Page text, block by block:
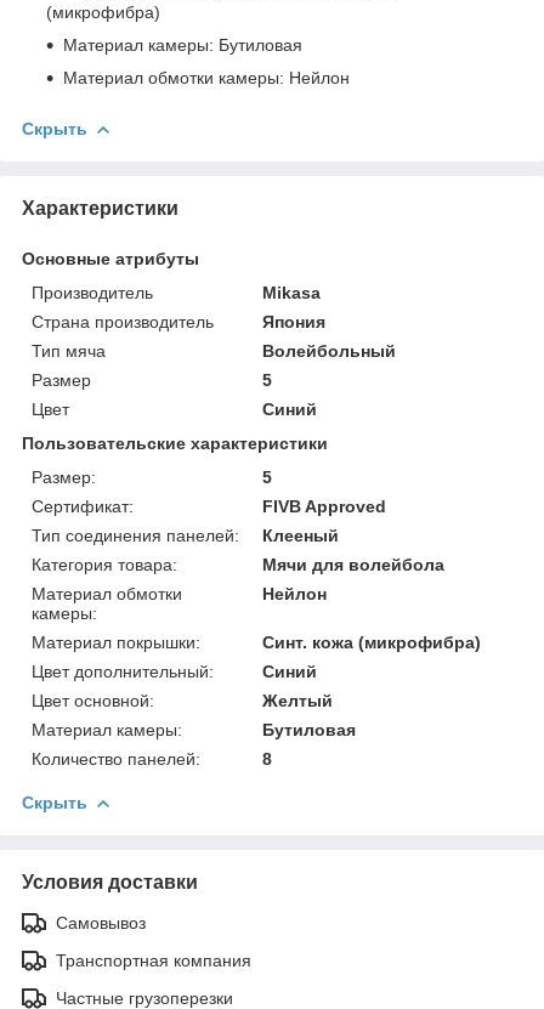
(микрофибра)
Материал камеры: Бутиловая
Материал обмотки камеры: Нейлон
Скрыть
Характеристики
Основные атрибуты
Производитель
Mikasa
Страна производитель
Япония
Тип мяча
Волейбольный
Размер
5
Цвет
Синий
Пользовательские характеристики
Размер:
5
Сертификат:
FIVB Approved
Тип соединения панелей:
Клееный
Категория товара:
Мячи для волейбола
Материал обмотки
камеры:
Нейлон
Материал покрышки:
Синт. кожа (микрофибра)
Цвет дополнительный:
Синий
Цвет основной:
Желтый
Материал камеры:
Бутиловая
Количество панелей:
8
Скрыть
Условия доставки
Самовывоз
Транспортная компания
Частные грузоперезки